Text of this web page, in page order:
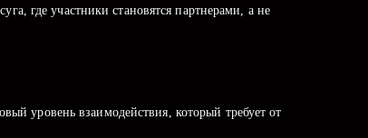
где участники становятся партнерами, а не
уровень взаимодействия, который требует от